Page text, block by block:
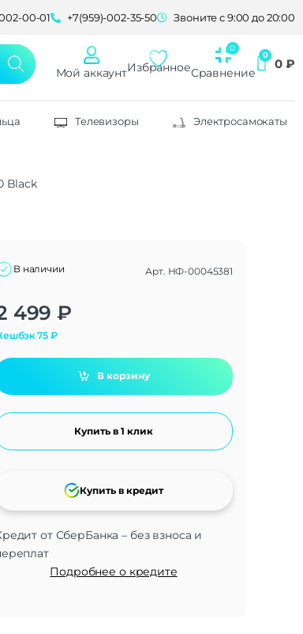
00-01 +7(959)-002-35-50 Звоните с 9:00 до 20:00
Мой аккаунтИзбранноеСравнение
0 ₽
Телевизоры Электросамокаты
Black
В наличии Арт. НФ-00045381
499 ₽
75₽
В корзину
Купить в 1 клик
от СберБанка – без взноса и
Подробнее о кредите
Купить в кредит